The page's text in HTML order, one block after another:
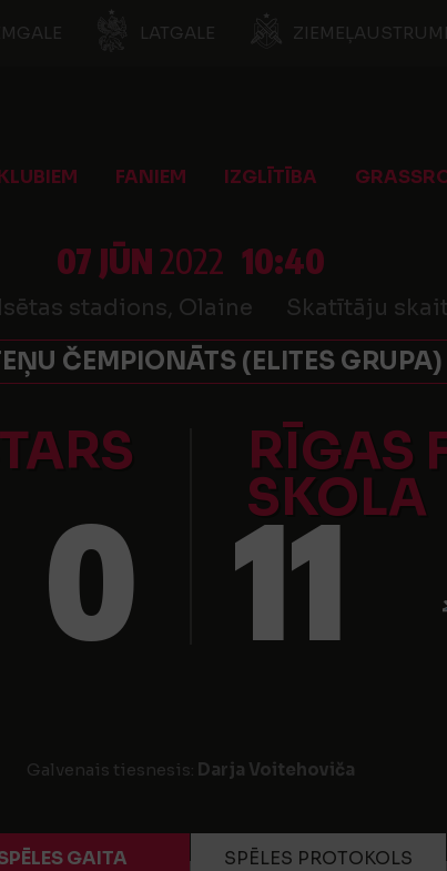
LATGALE ZIEMEĻAUSTRUMI
FANIEM IZGLĪTĪBA
07 JŪN2022 10:40
stadions, Olaine Skatītāju
ČEMPIONĀTS (ELITES
RĪGAS
SKOLA
0 11
Galvenais tiesnesis: Darja Voitehoviča
GAITA SPĒLES PROTOKOLS